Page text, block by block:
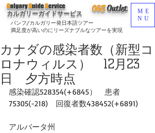
CGSOutlet
バンフ/カルガリー発日本語ツアー
満足度が高いのにリーズナブルなツアーを実現
CalgaryGuideService
カルガリーガイドサービス
ME
NU
カナダの感染者数（新型コ
ロナウィルス） 12月23
日 夕方時点
感染確認528354(+6845）　患者
75305(-218)　回復者数438452(+6891)
アルバータ州